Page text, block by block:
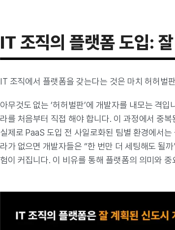
IT 조직의 플랫폼 도입:
IT 조직에서 플랫폼을 갖는다는 것은 마치 허허벌
아무것도 없는 ‘허허벌판’에 개발자를 내모는 격
라를 처음부터 직접 해야 합니다. 이 과정에서 중
실제로 PaaS 도입 전 사일로화된 팀별 환경에서
라가 없으면 개발자들은 “한 번만 더 세팅해도 될
험이 커집니다. 이 비유를 통해 플랫폼의 의미와